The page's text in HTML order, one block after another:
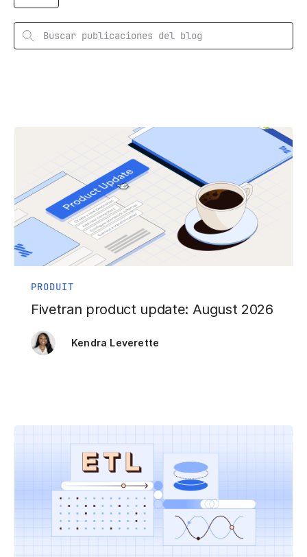
Rechercher
PRODUIT
Fivetran product update: August 2026
Kendra Leverette